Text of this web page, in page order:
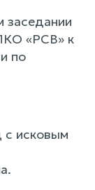
заседании
«РСВ» к
по
исковым